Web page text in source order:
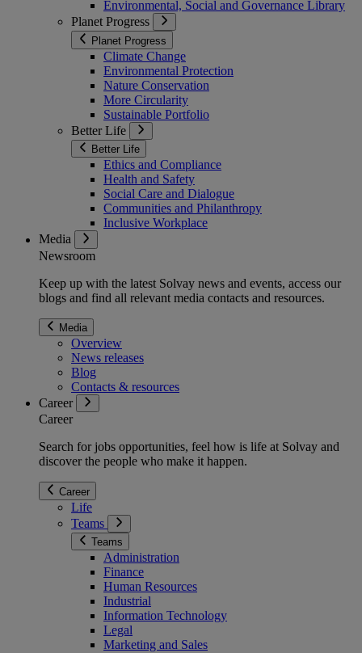
Environmental, Social and Governance Library
Planet Progress
Planet Progress
Climate Change
Environmental Protection
Nature Conservation
More Circularity
Sustainable Portfolio
Better Life
Better Life
Ethics and Compliance
Health and Safety
Social Care and Dialogue
Communities and Philanthropy
Inclusive Workplace
Media
Newsroom
Keep up with the latest Solvay news and events, access our
blogs and find all relevant media contacts and resources.
Media
Overview
News releases
Blog
Contacts & resources
Career
Career
Search for jobs opportunities, feel how is life at Solvay and
discover the people who make it happen.
Career
Life
Teams
Teams
Administration
Finance
Human Resources
Industrial
Information Technology
Legal
Marketing and Sales